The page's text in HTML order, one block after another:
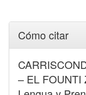
Cómo citar
– EL FOUNTI